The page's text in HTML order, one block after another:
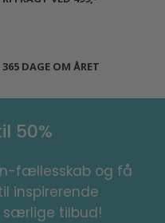
365 DAGE OM ÅRET
50%
fællesskab og få
inspirerende
særlige tilbud!